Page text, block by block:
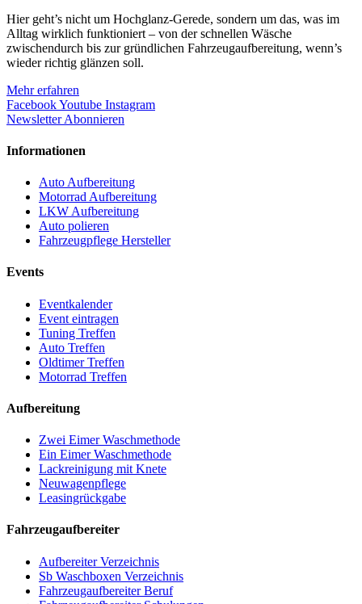
Hier geht’s nicht um Hochglanz-Gerede, sondern um das, was im
Alltag wirklich funktioniert – von der schnellen Wäsche
zwischendurch bis zur gründlichen Fahrzeugaufbereitung, wenn’s
wieder richtig glänzen soll.
Mehr erfahren
FacebookYoutube Instagram
Newsletter Abonnieren
Informationen
Auto Aufbereitung
Motorrad Aufbereitung
LKW Aufbereitung
Auto polieren
Fahrzeugpflege Hersteller
Events
Eventkalender
Event eintragen
Tuning Treffen
Auto Treffen
Oldtimer Treffen
Motorrad Treffen
Aufbereitung
Zwei Eimer Waschmethode
Ein Eimer Waschmethode
Lackreinigung mit Knete
Neuwagenpflege
Leasingrückgabe
Fahrzeugaufbereiter
Aufbereiter Verzeichnis
Sb Waschboxen Verzeichnis
Fahrzeugaufbereiter Beruf